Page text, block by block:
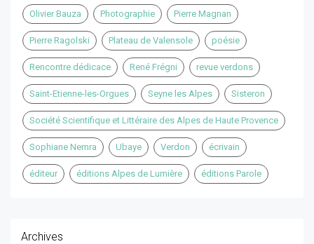
Olivier Bauza Photographie Pierre Magnan
Pierre Ragolski Plateau de Valensole poésie
Rencontre dédicace René Frégni revue verdons
Saint-Etienne-les-Orgues Seyne les Alpes Sisteron
Société Scientifique et Littéraire des Alpes de Haute Provence
Sophiane Nemra Ubaye Verdon écrivain
éditeur éditions Alpes de Lumière éditions Parole
Archives